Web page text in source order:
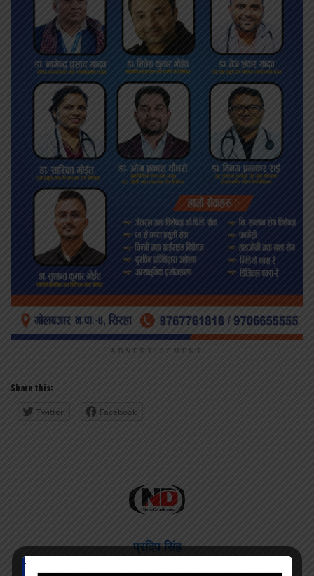
ADVERTISEMENT
Share this:
Twitter Facebook
प्रदिप सिंह